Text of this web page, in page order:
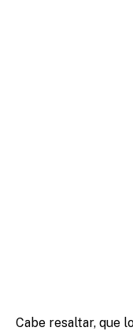
Cabe resaltar, que